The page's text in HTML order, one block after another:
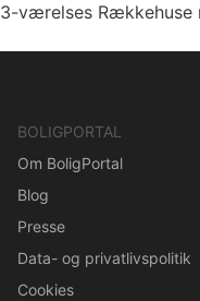
3-værelses Rækkehuse
BOLIGPORTAL
Om BoligPortal
Blog
Presse
Data- og privatlivspolitik
Cookies